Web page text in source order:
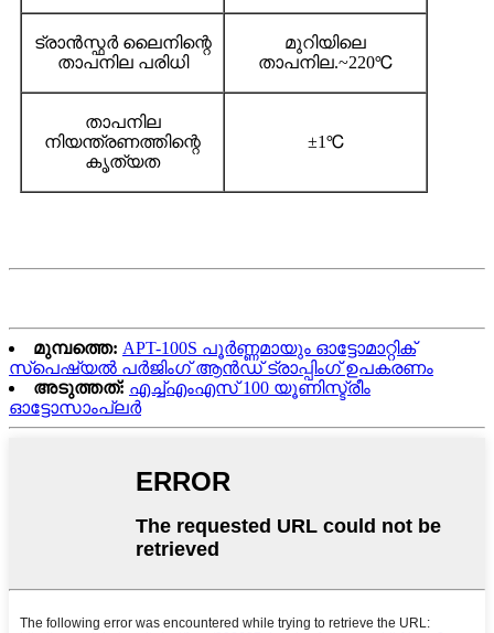
ട്രാൻസ്ഫർ ലൈനിന്റെ
താപനില പരിധി
മുറിയിലെ
താപനില.~220℃
താപനില
നിയന്ത്രണത്തിന്റെ
കൃത്യത
±1℃
മുമ്പത്തെ: APT-100S പൂർണ്ണമായും ഓട്ടോമാറ്റിക്
സ്പെഷ്യൽ പർജിംഗ് ആൻഡ് ട്രാപ്പിംഗ് ഉപകരണം
അടുത്തത്: എച്ച്എംഎസ് 100 യൂണിസ്ട്രീം
ഓട്ടോസാംപ്ലർ